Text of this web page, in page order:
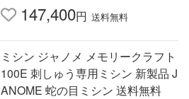
147,400円 送料無料
ミシン ジャノメ メモリークラフト
100E 刺しゅう専用ミシン 新製品 J
ANOME 蛇の目ミシン 送料無料